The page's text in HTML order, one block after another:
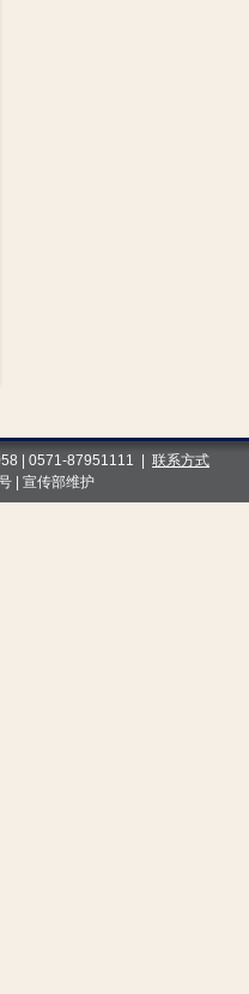
| 0571-87951111 | 联系方式
| 宣传部维护